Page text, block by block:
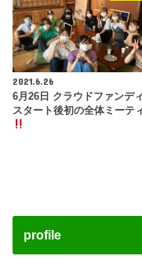
2021.6.26
6月26日 クラウドファンデ
スタート後初の全体ミーテ
profile